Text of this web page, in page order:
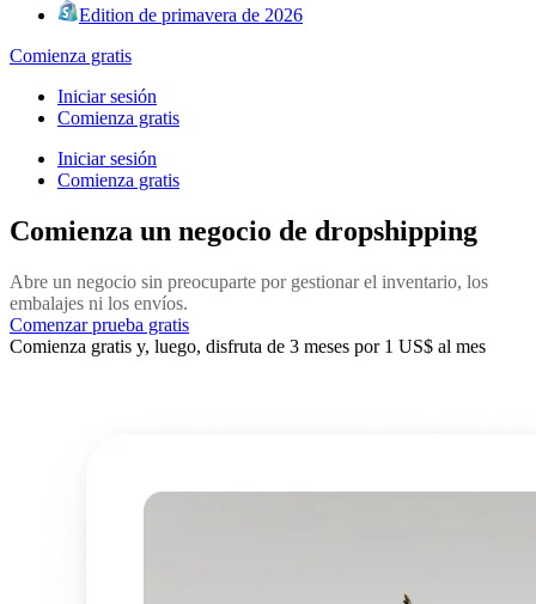
Edition de primavera de 2026
Comienza gratis
Iniciar sesión
Comienza gratis
Iniciar sesión
Comienza gratis
Comienza un negocio de dropshipping
Abre un negocio sin preocuparte por gestionar el inventario, los
embalajes ni los envíos.
Comenzar prueba gratis
Comienza gratis y, luego, disfruta de 3 meses por 1 US$ al mes